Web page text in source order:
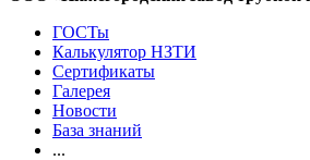
ГОСТы
Калькулятор НЗТИ
Сертификаты
Галерея
Новости
База знаний
...